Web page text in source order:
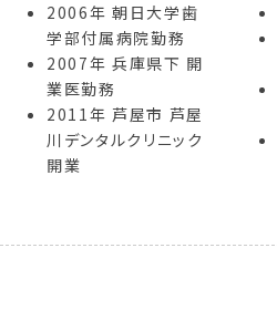
2006年 朝日大学歯
学部付属病院勤務
2007年 兵庫県下 開
業医勤務
2011年 芦屋市 芦屋
川デンタルクリニック
開業